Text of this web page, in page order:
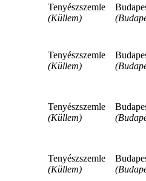
Tenyészszemle
(Küllem)
Tenyészszemle
(Küllem)
Tenyészszemle
(Küllem)
Tenyészszemle
(Küllem)